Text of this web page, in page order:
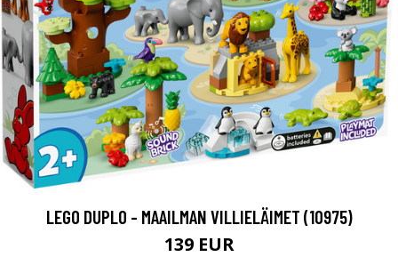
LEGO DUPLO - MAAILMAN VILLIELÄIMET (10975)
139 EUR